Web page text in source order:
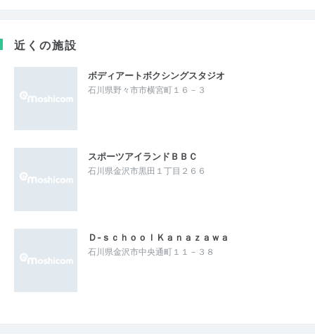
近くの施設
ボディアートボクシングスタジオ
石川県野々市市横宮町１６－３
スポーツアイランドＢＢＣ
石川県金沢市黒田１丁目２６６
Ｄ‐ｓｃｈｏｏｌＫａｎａｚａｗａ
石川県金沢市中央通町１１－３８